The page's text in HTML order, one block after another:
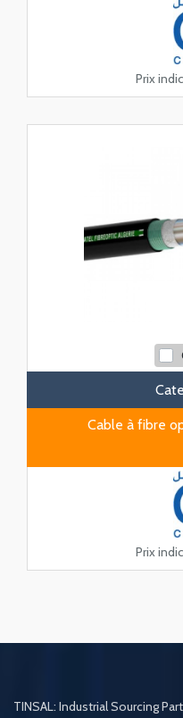
Prix
Cable à fibre
Prix
TINSAL: Industrial Sourcing